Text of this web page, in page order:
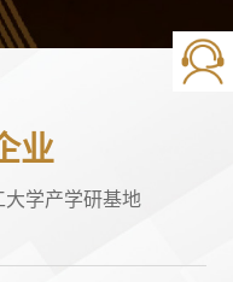
业
大学产学研基地